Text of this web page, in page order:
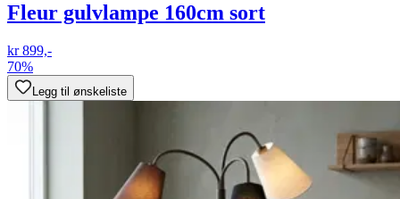
Fleur gulvlampe 160cm sort
kr 899,-
70%
Legg til ønskeliste